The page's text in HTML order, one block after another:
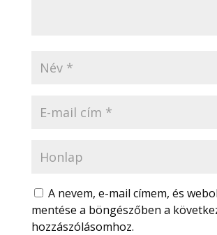
A nevem, e-mail címem, és
mentése a böngészőben a
hozzászólásomhoz.